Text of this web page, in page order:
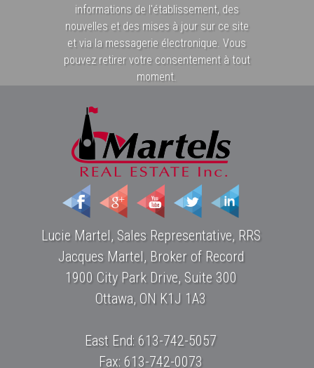
informations de l'établissement, des
nouvelles et des mises à jour sur ce site
et via la messagerie électronique. Vous
pouvez retirer votre consentement à tout
moment.
Lucie Martel, Sales Representative, RRS
Jacques Martel, Broker of Record
1900 City Park Drive, Suite 300
Ottawa, ON K1J 1A3
East End: 613-742-5057
Fax: 613-742-0073